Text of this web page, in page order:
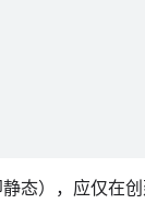
态），应仅在创